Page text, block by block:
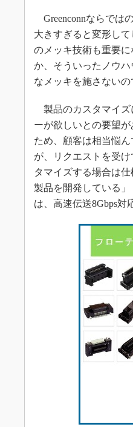
Greenconnならでは
大きすぎると変形し
のメッキ技術も重要
か、そういったノウ
なメッキを施さない
製品のカスタマイズ
ーが欲しいとの要望
ため、顧客は相当悩
が、リクエストを受
タマイズする場合は
製品を開発している」
は、高速伝送8Gbps対